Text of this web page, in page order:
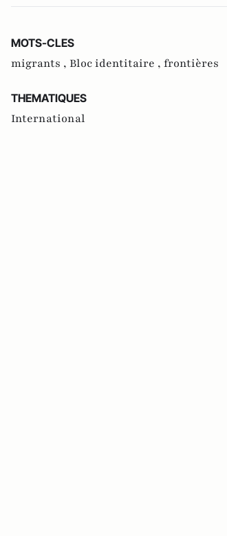
MOTS-CLES
migrants , Bloc identitaire , frontières
THEMATIQUES
International